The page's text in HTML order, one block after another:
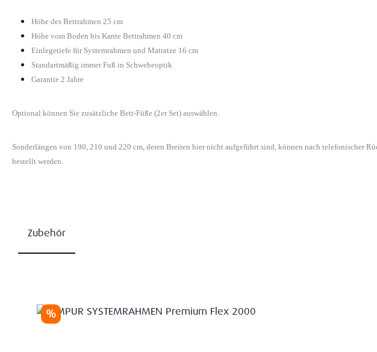
Höhe des Bettrahmen 25 cm
Höhe vom Boden bis Kante Bettrahmen 40 cm
Einlegetiefe für Systemrahmen und Matratze 16 cm
Standartmäßig immer Fuß in Schwebeoptik
Garantie 2 Jahre
Optional können Sie zusätzliche Bett-Füße (2er Set) auswählen.
Sonderlängen von 190, 210 und 220 cm, deren Breiten hier nicht aufgeführt sind, können nach telefonischer
bestellt werden.
Zubehör
Rabatt
%